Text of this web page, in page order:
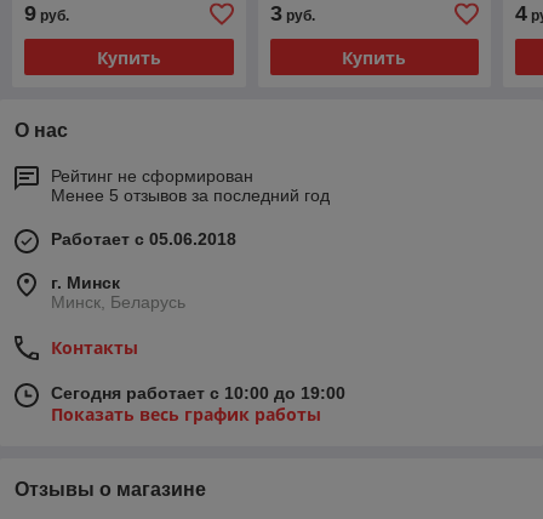
9 руб.
Купить
3руб.
Купить
4
О нас
Рейтинг не сформирован
Менее 5 отзывов за последний год
Работает с 05.06.2018
г. Минск
Минск, Беларусь
Контакты
Сегодня работает с 10:00 до 19:00
Показать весь график работы
Отзывы о магазине